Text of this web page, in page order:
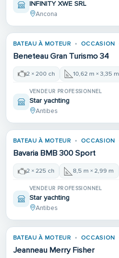
INFINITY XWE SRL
Ancona
BATEAU À MOTEUR OCCASION
Beneteau Gran Turismo 34
2 × 200 ch 10,62 m × 3,35 m
VENDEUR PROFESSIONNEL
Star yachting
Antibes
BATEAU À MOTEUR OCCASION
Bavaria BMB 300 Sport
2 × 225 ch 8,5 m × 2,99 m
VENDEUR PROFESSIONNEL
Star yachting
Antibes
BATEAU À MOTEUR OCCASION
Jeanneau Merry Fisher